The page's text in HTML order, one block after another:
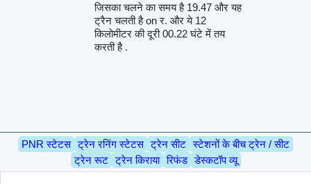
जिसका चलने का समय है 19.47 और यह
ट्रैन चलती है on र. और ये 12
किलोमीटर की दूरी 00.22 घंटे में तय
करती है .
PNR स्टेटस ट्रेन रनिंग स्टेटस ट्रेन सीट स्टेशनों के बीच ट्रेन / सीट
ट्रेन रूट ट्रेन किराया रिफंड डेस्कटॉप व्यू